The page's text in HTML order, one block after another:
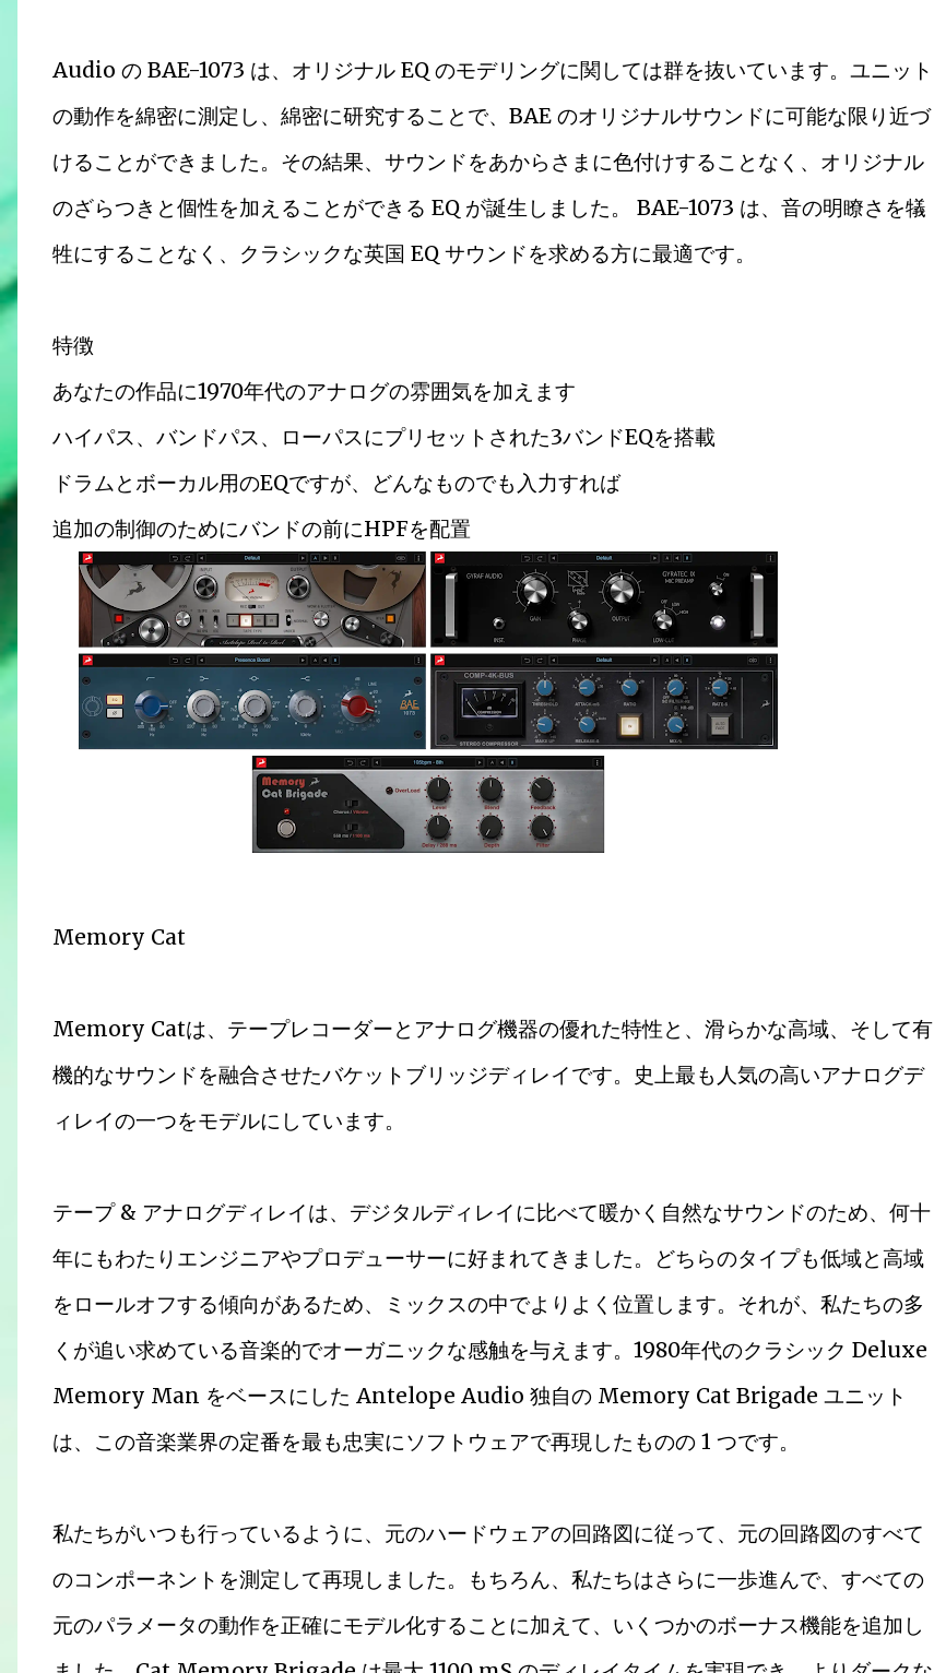
Audio の BAE-1073 は、オリジナル EQ のモデリングに関しては群を抜いています。ユニット
の動作を綿密に測定し、綿密に研究することで、BAE のオリジナルサウンドに可能な限り近づ
けることができました。その結果、サウンドをあからさまに色付けすることなく、オリジナル
のざらつきと個性を加えることができる EQ が誕生しました。 BAE-1073 は、音の明瞭さを犠
牲にすることなく、クラシックな英国 EQ サウンドを求める方に最適です。
特徴
あなたの作品に1970年代のアナログの雰囲気を加えます
ハイパス、バンドパス、ローパスにプリセットされた3バンドEQを搭載
ドラムとボーカル用のEQですが、どんなものでも入​​力すれば
追加の制御のためにバンドの前にHPFを配置
Memory Cat
Memory Catは、テープレコーダーとアナログ機器の優れた特性と、滑らかな高域、そして有
機的なサウンドを融合させたバケットブリッジディレイです。史上最も人気の高いアナログデ
ィレイの一つをモデルにしています。
テープ & アナログディレイは、デジタルディレイに比べて暖かく自然なサウンドのため、何十
年にもわたりエンジニアやプロデューサーに好まれてきました。どちらのタイプも低域と高域
をロールオフする傾向があるため、ミックスの中でよりよく位置します。それが、私たちの多
くが追い求めている音楽的でオーガニックな感触を与えます。1980年代のクラシック Deluxe
Memory Man をベースにした Antelope Audio 独自の Memory Cat Brigade ユニット
は、この音楽業界の定番を最も忠実にソフトウェアで再現したものの 1 つです。
私たちがいつも行っているように、元のハードウェアの回路図に従って、元の回路図のすべて
のコンポーネントを測定して再現しました。もちろん、私たちはさらに一歩進んで、すべての
元のパラメータの動作を正確にモデル化することに加えて、いくつかのボーナス機能を追加し